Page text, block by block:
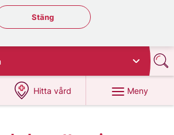
Stäng regionsväljaren
Stäng
Hitta vård
på 1177.se
Meny